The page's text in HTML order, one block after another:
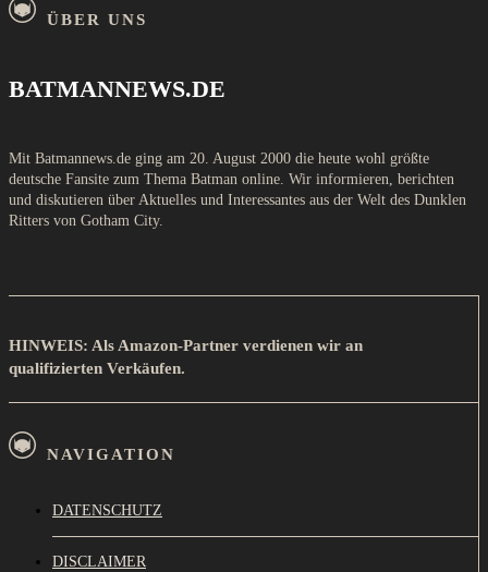
ÜBER UNS
BATMANNEWS.DE
Mit Batmannews.de ging am 20. August 2000 die heute wohl größte
deutsche Fansite zum Thema Batman online. Wir informieren, berichten
und diskutieren über Aktuelles und Interessantes aus der Welt des Dunklen
Ritters von Gotham City.
HINWEIS: Als Amazon-Partner verdienen wir an
qualifizierten Verkäufen.
NAVIGATION
DATENSCHUTZ
DISCLAIMER